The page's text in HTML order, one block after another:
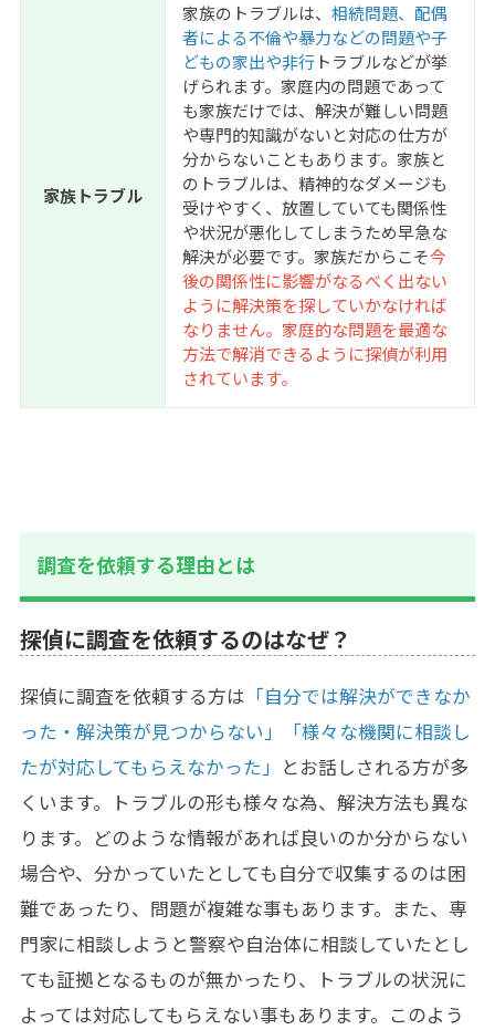
家族トラブル
家族のトラブルは、 相続問題、配偶
者による不倫や暴力などの問題や子
どもの家出や非行トラブルなどが挙
げられます。家庭内の問題であって
も家族だけでは、解決が難しい問題
や専門的知識がないと対応の仕方が
分からないこともあります。家族と
のトラブルは、精神的なダメージも
受けやすく、放置していても関係性
や状況が悪化してしまうため早急な
解決が必要です。家族だからこそ今
後の関係性に影響がなるべく出ない
ように解決策を探していかなければ
なりません。家庭的な問題を最適な
方法で解消できるように探偵が利用
されています。
調査を依頼する理由とは
探偵に調査を依頼するのはなぜ？
探偵に調査を依頼する方は 「自分では解決ができなか
った・解決策が見つからない」「様々な機関に相談し
たが対応してもらえなかった」 とお話しされる方が多
くいます。トラブルの形も様々な為、解決方法も異な
ります。どのような情報があれば良いのか分からない
場合や、分かっていたとしても自分で収集するのは困
難であったり、問題が複雑な事もあります。また、専
門家に相談しようと警察や自治体に相談していたとし
ても証拠となるものが無かったり、トラブルの状況に
よっては対応してもらえない事もあります。このよう